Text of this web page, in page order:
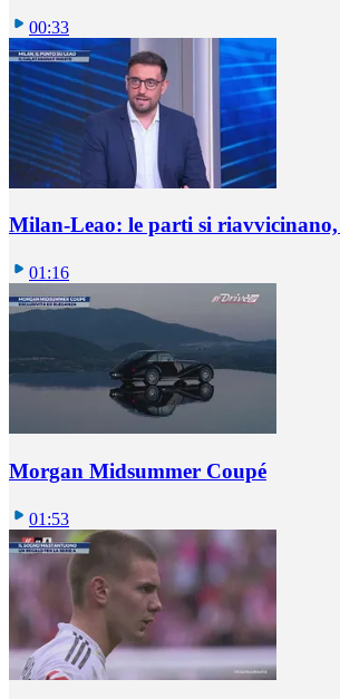
00:33
Milan-Leao: le parti si
01:16
Morgan Midsummer Coupé
01:53